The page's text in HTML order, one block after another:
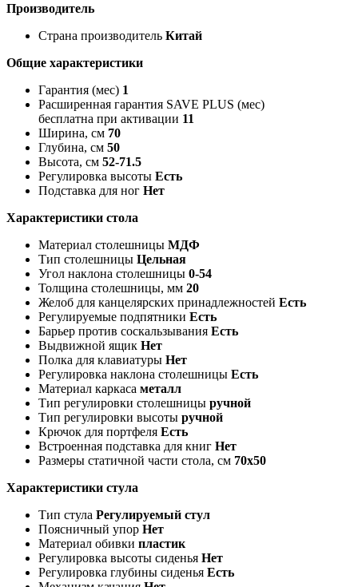
Производитель
Страна производитель Китай
Общие характеристики
Гарантия (мес) 1
Расширенная гарантия SAVE PLUS (мес)
бесплатна при активации 11
Ширина, см 70
Глубина, см 50
Высота, см 52-71.5
Регулировка высоты Есть
Подставка для ног Нет
Характеристики стола
Материал столешницы МДФ
Тип столешницы Цельная
Угол наклона столешницы 0-54
Толщина столешницы, мм 20
Желоб для канцелярских принадлежностей Есть
Регулируемые подпятники Есть
Барьер против соскальзывания Есть
Выдвижной ящик Нет
Полка для клавиатуры Нет
Регулировка наклона столешницы Есть
Материал каркаса металл
Тип регулировки столешницы ручной
Тип регулировки высоты ручной
Крючок для портфеля Есть
Встроенная подставка для книг Нет
Размеры статичной части стола, см 70x50
Характеристики стула
Тип стула Регулируемый стул
Поясничный упор Нет
Материал обивки пластик
Регулировка высоты сиденья Нет
Регулировка глубины сиденья Есть